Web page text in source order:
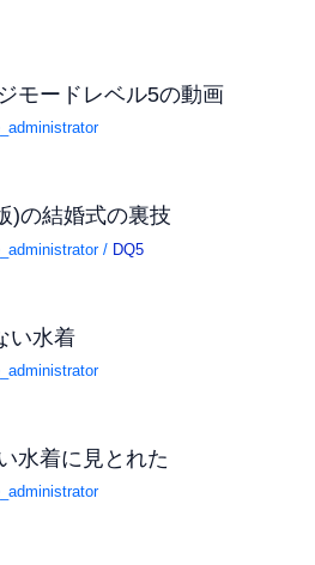
モードレベル5の動画
)の結婚式の裏技
/ DQ5
い水着
水着に見とれた